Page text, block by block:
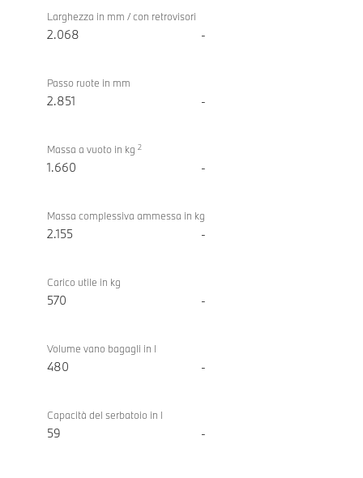
Larghezza in mm / con retrovisori
2.068 -
Passo ruote in mm
2.851 -
Massa a vuoto in kg 2
1.660 -
Massa complessiva ammessa in kg
2.155 -
Carico utile in kg
570 -
Volume vano bagagli in l
480 -
Capacità del serbatoio in l
59 -